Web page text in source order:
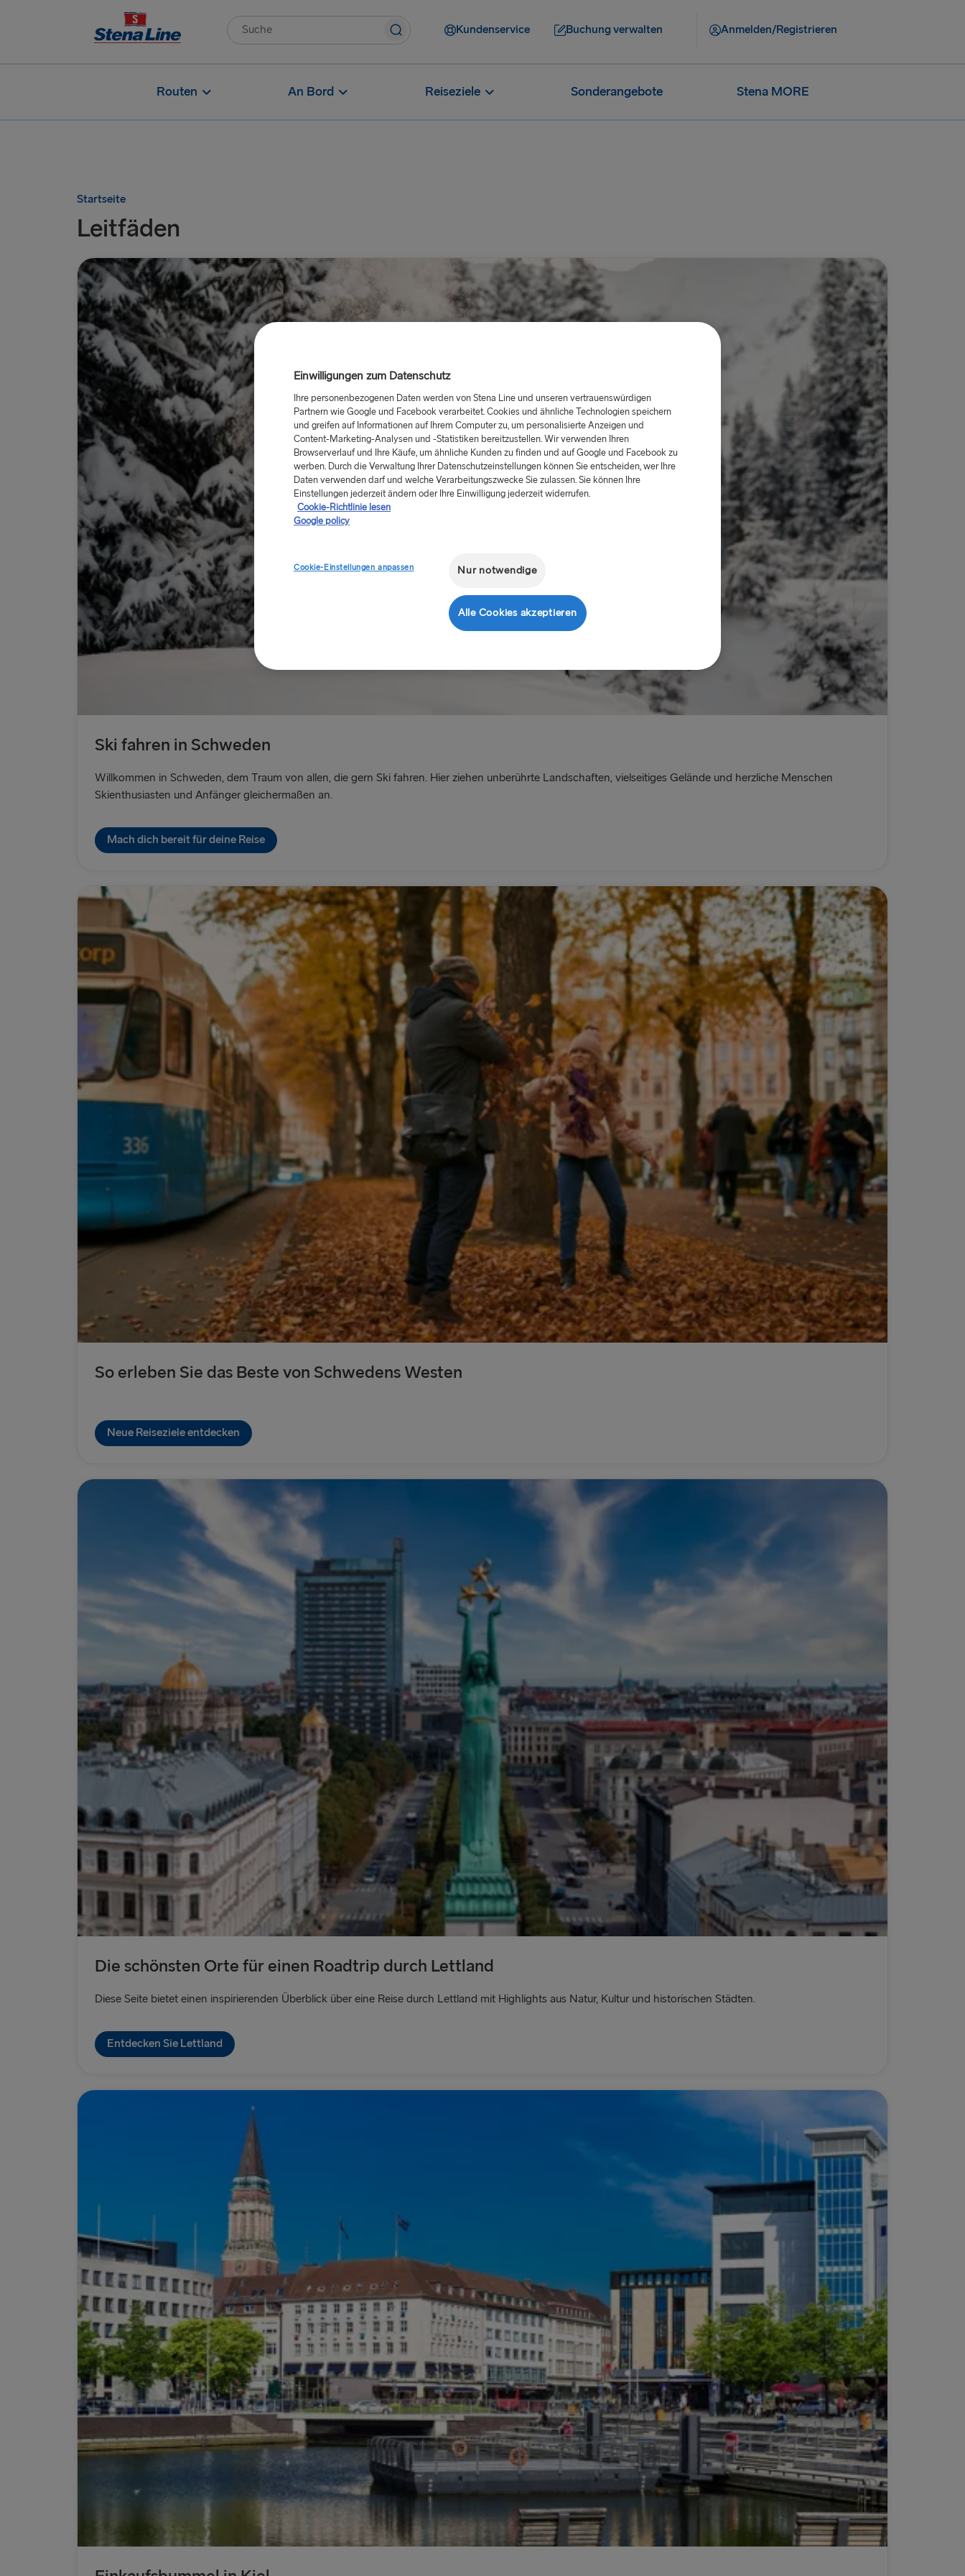
Kundenservice Buchung verwalten Anmelden/Registrieren
Routen An Bord Reiseziele Sonderangebote Stena MORE
Startseite
Leitfäden
Ski fahren in Schweden
Willkommen in Schweden, dem Traum von allen, die gern Ski fahren. Hier ziehen unberührte Landschaften, vielseitiges Gelände und herzliche Menschen
Skienthusiasten und Anfänger gleichermaßen an.
Mach dich bereit für deine Reise
So erleben Sie das Beste von Schwedens Westen
Neue Reiseziele entdecken
Die schönsten Orte für einen Roadtrip durch Lettland
Diese Seite bietet einen inspirierenden Überblick über eine Reise durch Lettland mit Highlights aus Natur, Kultur und historischen Städten.
Entdecken Sie Lettland
Einwilligungen zum Datenschutz
Ihre personenbezogenen Daten werden von Stena Line und unseren vertrauenswürdigen
Partnern wie Google und Facebook verarbeitet. Cookies und ähnliche Technologien speichern
und greifen auf Informationen auf Ihrem Computer zu, um personalisierte Anzeigen und
Content-Marketing-Analysen und -Statistiken bereitzustellen. Wir verwenden Ihren
Browserverlauf und Ihre Käufe, um ähnliche Kunden zu finden und auf Google und Facebook zu
werben. Durch die Verwaltung Ihrer Datenschutzeinstellungen können Sie entscheiden, wer Ihre
Daten verwenden darf und welche Verarbeitungszwecke Sie zulassen. Sie können Ihre
Einstellungen jederzeit ändern oder Ihre Einwilligung jederzeit widerrufen.
Cookie-Richtlinie lesen
Google policy
Cookie-Einstellungen anpassen Nur notwendige
Alle Cookies akzeptieren